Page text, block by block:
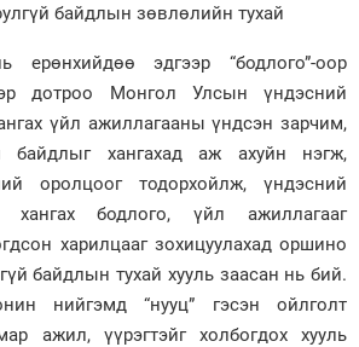
байдлын зөвлөлийн тухай
эдгээр “бодлого”-оор
дотроо Монгол Улсын үндэсний
үйл ажиллагааны үндсэн зарчим,
байдлыг хангахад аж ахуйн нэгж,
оролцоог тодорхойлж, үндэсний
хангах бодлого, үйл ажиллагааг
харилцааг зохицуулахад оршино
байдлын тухай хууль заасан нь бий.
нийгэмд “нууц” гэсэн ойлголт
ажил, үүрэгтэйг холбогдох хууль